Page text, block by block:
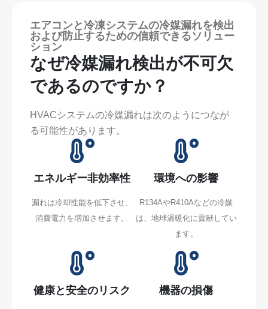
エアコンと冷凍システムの冷媒漏れを検出
および防止するための信頼できるソリュー
ション
なぜ冷媒漏れ検出が不可欠
であるのですか？
HVACシステムの冷媒漏れは次のようにつなが
る可能性があります。
エネルギー非効率性
漏れは冷却性能を低下させ、
消費電力を増加させます。
環境への影響
R134AやR410Aなどの冷媒
は、地球温暖化に貢献してい
ます。
健康と安全のリスク 機器の損傷